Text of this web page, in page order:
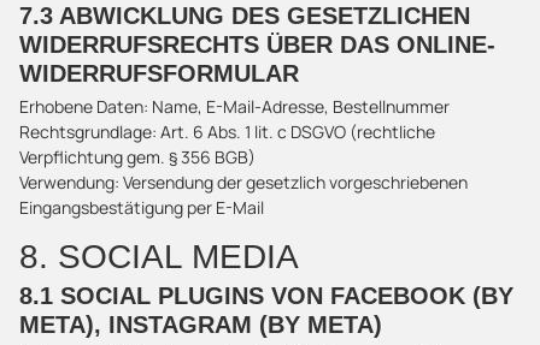
7.3 ABWICKLUNG DES GESETZLICHEN
WIDERRUFSRECHTS ÜBER DAS ONLINE-
WIDERRUFSFORMULAR
Erhobene Daten: Name, E-Mail-Adresse, Bestellnummer
Rechtsgrundlage: Art. 6 Abs. 1 lit. c DSGVO (rechtliche
Verpflichtung gem. § 356 BGB)
Verwendung: Versendung der gesetzlich vorgeschriebenen
Eingangsbestätigung per E-Mail
8. SOCIAL MEDIA
8.1 SOCIAL PLUGINS VON FACEBOOK (BY
META), INSTAGRAM (BY META)